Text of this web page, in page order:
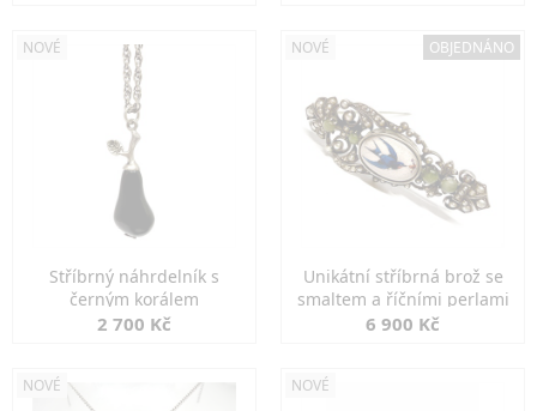
NOVÉ
Stříbrný náhrdelník s
černým korálem
2 700 Kč
NOVÉ OBJEDNÁNO
Unikátní stříbrná brož se
smaltem a říčními perlami
6 900 Kč
NOVÉ NOVÉ